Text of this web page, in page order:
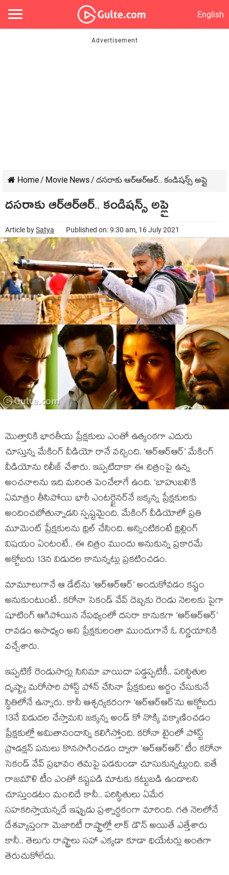
English
Home/ Movie News/ దసరాకు ఆర్ఆర్ఆర్.. కండిషన్స్ అప్లై
దసరాకు ఆర్ఆర్ఆర్.. కండిషన్స్ అప్లై
Article bySatya Published on: 9:30 am, 16 July 2021
మొత్తానికి భారతీయ ప్రేక్షకులు ఎంతో ఉత్కంఠగా ఎదురు
చూస్తున్న మేకింగ్ వీడియో రానే వచ్చింది. ‘ఆర్ఆర్ఆర్’ మేకింగ్
వీడియోను రిలీజ్ చేశారు. ఇప్పటిదాకా ఈ చిత్రంపై ఉన్న
అంచనాలను ఇది మరింత పెంచేలాగే ఉంది. ‘బాహుబలి’కి
ఏమాత్రం తీసిపోయి భారీ ఎంటర్టైనర్‌నే జక్కన్న ప్రేక్షకులకు
అందించబోతున్నాడని స్పష్టమైంది. మేకింగ్ వీడియోలో ప్రతి
మూమెంట్ ప్రేక్షకులను థ్రిల్ చేసింది. అన్నింటికంటే థ్రిల్లింగ్
విషయం ఏంటంటే.. ఈ చిత్రం ముందు అనుకున్న ప్రకారమే
అక్టోబరు 13న విడుదల కానున్నట్లు ప్రకటించడం.
మామూలుగానే ఆ డేట్‌ను ‘ఆర్ఆర్ఆర్’ అందుకోవడం కష్టం
అనుకుంటుంటే.. కరోనా సెకండ్ వేవ్ దెబ్బకు రెండు నెలలకు పైగా
షూటింగ్ ఆగిపోయిన నేపథ్యంలో దసరా కానుకగా ‘ఆర్ఆర్ఆర్’
రావడం అసాధ్యం అని ప్రేక్షకులంతా ముందుగానే ఓ నిర్ణయానికి
వచ్చేశారు.
ఇప్పటికే రెండుసార్లు సినిమా వాయిదా పడ్డప్పటికీ.. పరిస్థితుల
దృష్ట్యా మరోసారి పోస్ట్ పోన్ చేసినా ప్రేక్షకులు అర్థం చేసుకునే
స్థితిలోనే ఉన్నారు. కానీ ఆశ్చర్యకరంగా ‘ఆర్ఆర్ఆర్’ను అక్టోబరు
13నే విడుదల చేస్తామని జక్కన్న అండ్ కో నొక్కి వక్కాణించడం
ప్రేక్షకుల్లో అమితానందాన్ని కలిగిస్తోంది. కరోనా టైంలో పోస్ట్
ప్రొడక్షన్ పనులు కొనసాగించడం ద్వారా ‘ఆర్ఆర్ఆర్’ టీం కరోనా
సెకండ్ వేవ్ ప్రభావం తమపై పడకుండా చూసుకున్నట్లుంది. ఐతే
రాజమౌళి టీం ఎంతో కష్టపడి మాటకు కట్టుబడి ఉండాలని
చూస్తుండటం మంచిదే కానీ.. పరిస్థితులు ఏమేర
సహకరిస్తాయన్నదే ఇప్పుడు ప్రశ్నార్థకంగా మారింది. గత నెలలోనే
దేశవ్యాప్తంగా మెజారిటీ రాష్ట్రాల్లో లాక్ డౌన్ అయితే ఎత్తేశారు
కానీ.. తెలుగు రాష్ట్రాలు సహా ఎక్కడా కూడా థియేటర్లు అంతగా
తెరుచుకోలేదు.